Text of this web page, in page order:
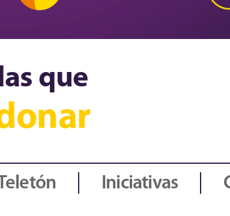
que
Iniciativas